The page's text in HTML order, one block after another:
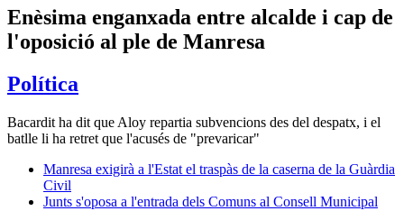
Enèsima enganxada entre alcalde i cap de
l'oposició al ple de Manresa
Política
Bacardit ha dit que Aloy repartia subvencions des del despatx, i el
batlle li ha retret que l'acusés de "prevaricar"
Manresa exigirà a l'Estat el traspàs de la caserna de la Guàrdia
Civil
Junts s'oposa a l'entrada dels Comuns al Consell Municipal